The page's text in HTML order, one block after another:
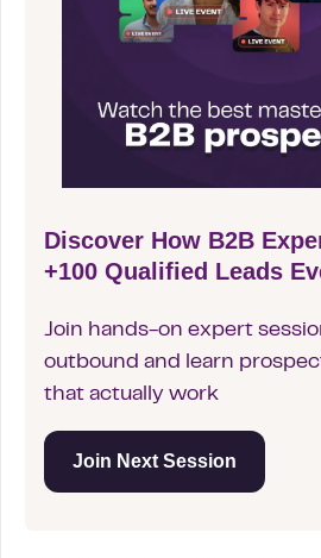
Discover How B2B
+100 Qualified Leads
Join hands-on expert
outbound and learn
that actually work
Join Next Session